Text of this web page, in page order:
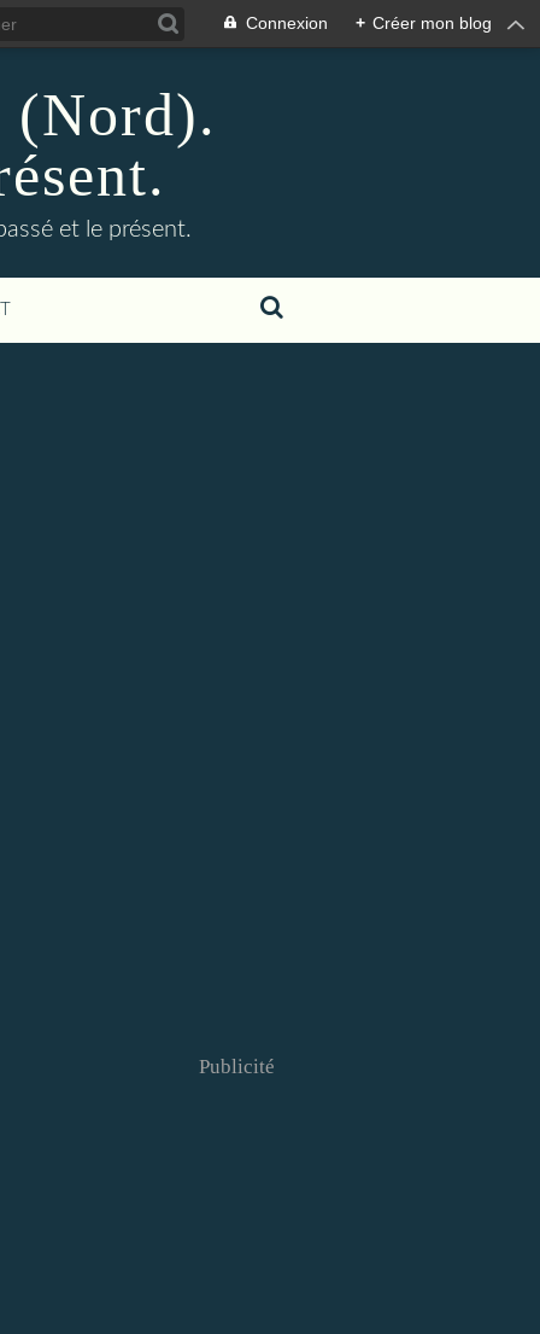
Connexion + Créer mon blog
et le présent.
Publicité